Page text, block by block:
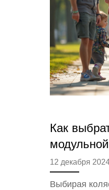
Как
12 декабря
Выбирая